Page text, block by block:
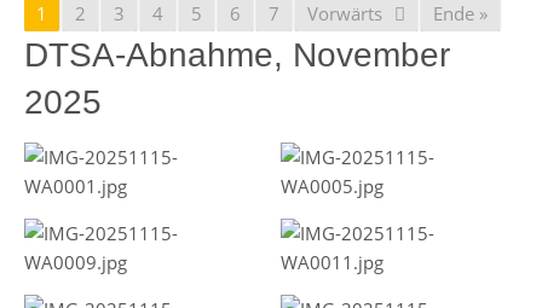
1 2 3 4 5 6 7 Vorwärts Ende »
DTSA-Abnahme, November
2025